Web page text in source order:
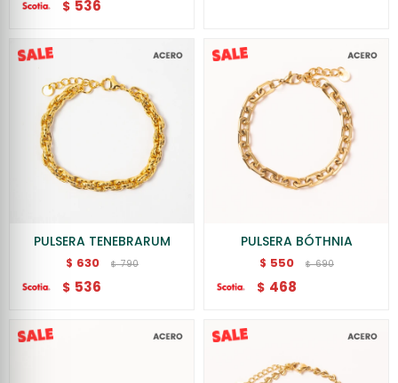
$ 536
PULSERA TENEBRARUM
$ 630 $ 790
$ 536
PULSERA BÓTHNIA
$ 550 $ 690
$ 468